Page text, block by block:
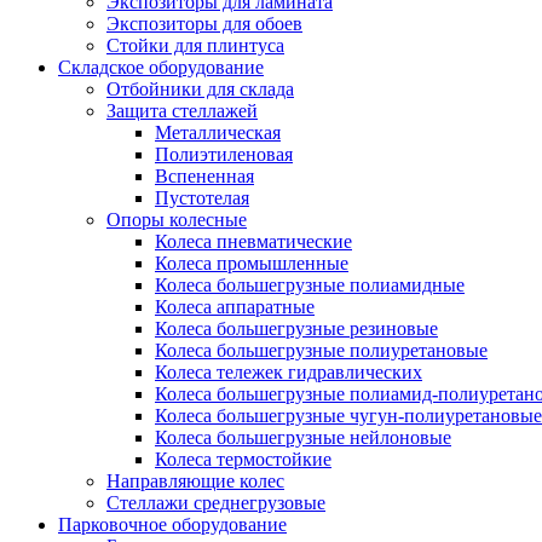
Экспозиторы для обоев
Стойки для плинтуса
Складское оборудование
Отбойники для склада
Защита стеллажей
Металлическая
Полиэтиленовая
Вспененная
Пустотелая
Опоры колесные
Колеса пневматические
Колеса промышленные
Колеса большегрузные полиамидные
Колеса аппаратные
Колеса большегрузные резиновые
Колеса большегрузные полиуретановые
Колеса тележек гидравлических
Колеса большегрузные полиамид-
Колеса большегрузные чугун-полиуретановые
Колеса большегрузные нейлоновые
Колеса термостойкие
Направляющие колес
Стеллажи среднегрузовые
Парковочное оборудование